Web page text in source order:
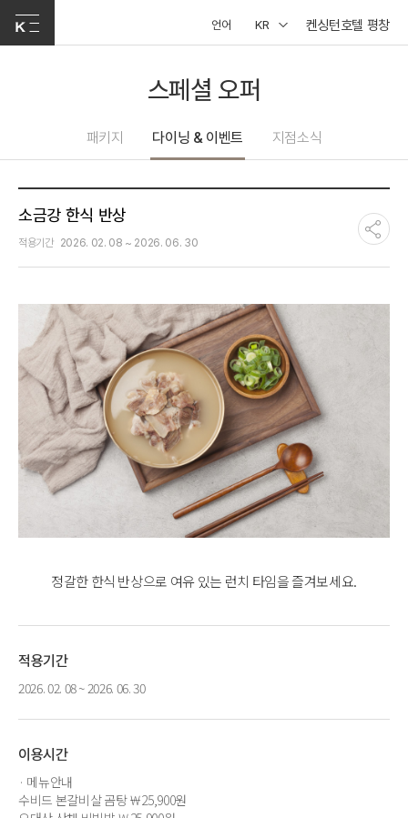
언어 KR 켄싱턴호텔 평창
스페셜 오퍼
패키지 다이닝 & 이벤트 지점소식
소금강 한식 반상
적용기간 2026. 02. 08 ~ 2026. 06. 30
정갈한 한식 반상으로 여유 있는 런치 타임을 즐겨보세요.
적용기간
2026. 02. 08 ~ 2026. 06. 30
이용시간
· 메뉴안내
수비드 본갈비살 곰탕 ￦25,900원